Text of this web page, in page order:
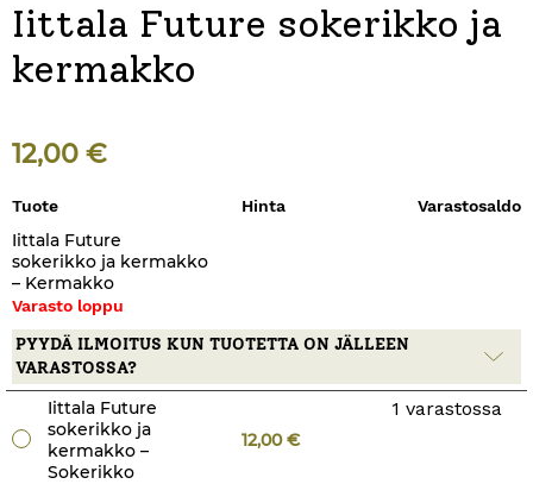
Iittala Future sokerikko ja
kermakko
12,00 €
Tuote Hinta Varastosaldo
Iittala Future
sokerikko ja kermakko
– Kermakko
Varasto loppu
PYYDÄ ILMOITUS KUN TUOTETTA ON JÄLLEEN
VARASTOSSA?
Iittala Future
sokerikko ja
kermakko –
Sokerikko
12,00€
1 varastossa